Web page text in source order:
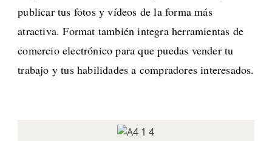
publicar tus fotos y vídeos de la forma más
atractiva. Format también integra herramientas de
comercio electrónico para que puedas vender tu
trabajo y tus habilidades a compradores interesados.